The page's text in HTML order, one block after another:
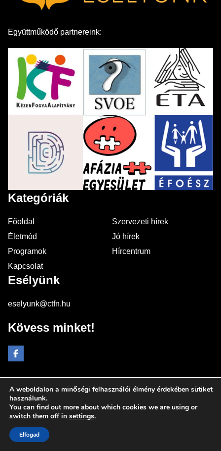
Együttműködő partnereink:
Kategóriák
Főoldal
Szervezeti hírek
Életmód
Jó hírek
Programok
Hírcentrum
Kapcsolat
Esélyünk
eselyunk@ctfn.hu
Kövess minket!
Copyright © 2024 eselyunk.hu. Minden jog fenntartva.
Általános Szerződési Feltételek
Adatkezelési Nyilatkozat
A weboldalon a minőségi felhasználói élmény érdekében sütiket
használunk.
You can find out more about which cookies we are using or
switch them off in settings.
Elfogad